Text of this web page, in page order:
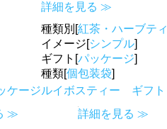
ケージ
詳細を見る ≫
種類別[紅茶・ハーブティ
イメージ[シンプル]
ギフト[パッケージ]
種類[個包装袋]
ルイボスティー ギフト
≫
詳細を見る ≫